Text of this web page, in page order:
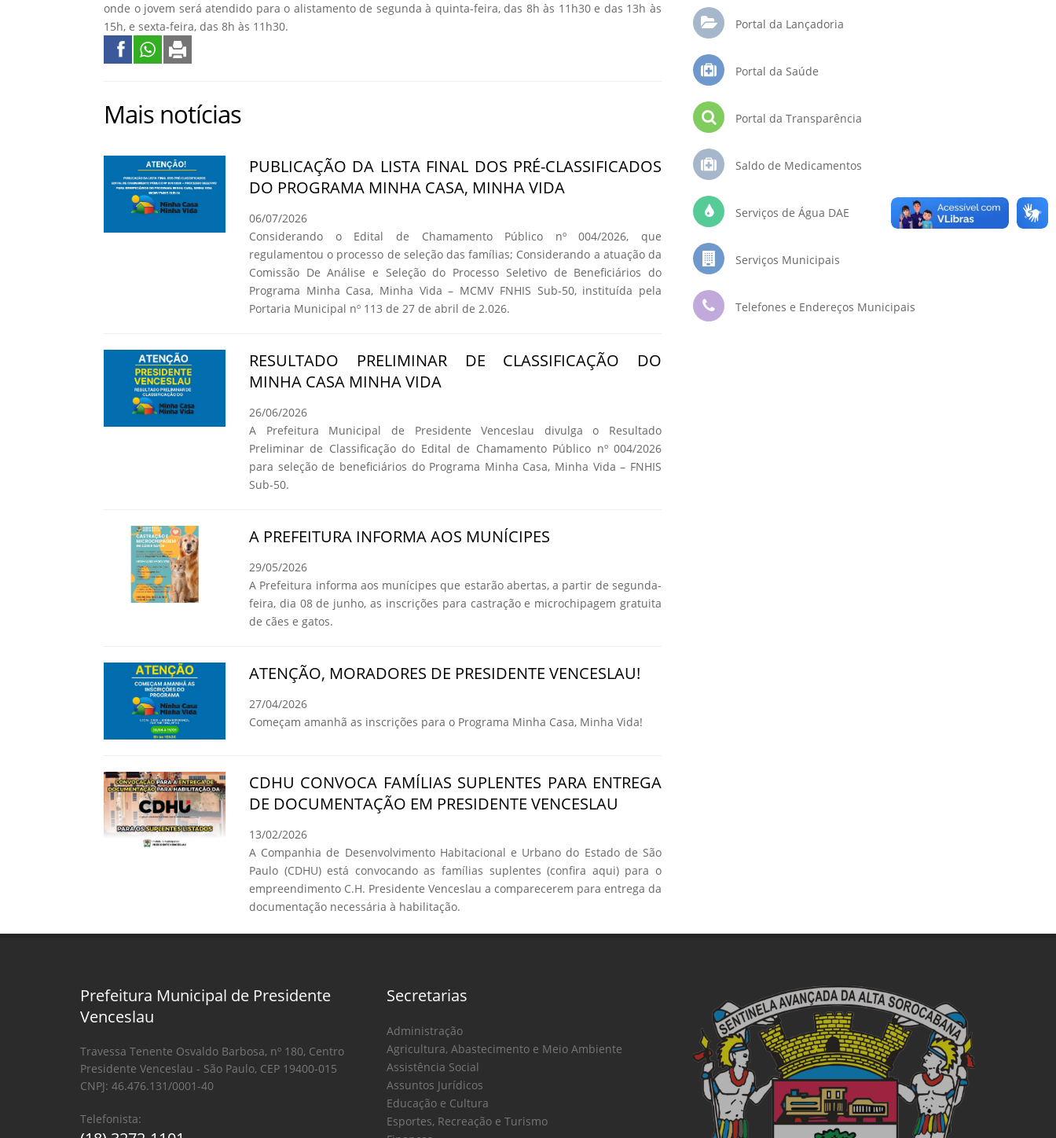
onde o jovem será atendido para o alistamento de segunda à quinta-feira, das 8h às 11h30 e das 13h às
15h, e sexta-feira, das 8h às 11h30.
Mais notícias
PUBLICAÇÃO DA LISTA FINAL DOS PRÉ-CLASSIFICADOS
DO PROGRAMA MINHA CASA, MINHA VIDA
06/07/2026
Considerando o Edital de Chamamento Público nº 004/2026, que
regulamentou o processo de seleção das famílias; Considerando a atuação da
Comissão De Análise e Seleção do Processo Seletivo de Beneficiários do
Programa Minha Casa, Minha Vida – MCMV FNHIS Sub-50, instituída pela
Portaria Municipal nº 113 de 27 de abril de 2.026.
RESULTADO PRELIMINAR DE CLASSIFICAÇÃO DO
MINHA CASA MINHA VIDA
26/06/2026
A Prefeitura Municipal de Presidente Venceslau divulga o Resultado
Preliminar de Classificação do Edital de Chamamento Público nº 004/2026
para seleção de beneficiários do Programa Minha Casa, Minha Vida – FNHIS
Sub-50.
A PREFEITURA INFORMA AOS MUNÍCIPES
29/05/2026
A Prefeitura informa aos munícipes que estarão abertas, a partir de segunda-
feira, dia 08 de junho, as inscrições para castração e microchipagem gratuita
de cães e gatos.
ATENÇÃO, MORADORES DE PRESIDENTE VENCESLAU!
27/04/2026
Começam amanhã as inscrições para o Programa Minha Casa, Minha Vida!
CDHU CONVOCA FAMÍLIAS SUPLENTES PARA ENTREGA
DE DOCUMENTAÇÃO EM PRESIDENTE VENCESLAU
13/02/2026
A Companhia de Desenvolvimento Habitacional e Urbano do Estado de São
Paulo (CDHU) está convocando as famílias suplentes (confira aqui) para o
empreendimento C.H. Presidente Venceslau a comparecerem para entrega da
documentação necessária à habilitação.
Portal da Lançadoria
Portal da Saúde
Portal da Transparência
Saldo de Medicamentos
Serviços de Água DAE
Serviços Municipais
Telefones e Endereços Municipais
Prefeitura Municipal de Presidente
Venceslau
Travessa Tenente Osvaldo Barbosa, nº 180, Centro
Presidente Venceslau - São Paulo, CEP 19400-015
CNPJ: 46.476.131/0001-40
Telefonista:
Secretarias
Administração
Agricultura, Abastecimento e Meio Ambiente
Assistência Social
Assuntos Jurídicos
Educação e Cultura
Esportes, Recreação e Turismo